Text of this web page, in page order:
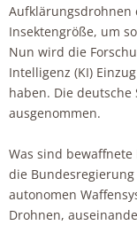
Aufklärungsdrohnen
Insektengröße, um
Nun wird die
Intelligenz (KI)
haben. Die
ausgenommen.
Was sind
die
autonomen
Drohnen,